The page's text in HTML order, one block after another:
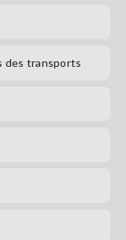
des transports